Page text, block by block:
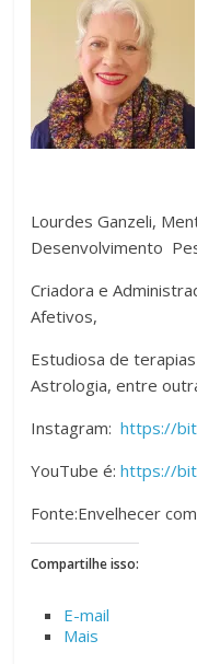
Lourdes Ganzeli,
Desenvolvimento
Criadora e
Afetivos,
Estudiosa de
Astrologia, entre
Instagram:https://
YouTube é:https://
Fonte:Envelhecer
Compartilhe isso:
E-mail
Mais